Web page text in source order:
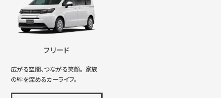
フリード
広がる空間、つながる笑顔。 家族
の絆を深めるカーライフ。